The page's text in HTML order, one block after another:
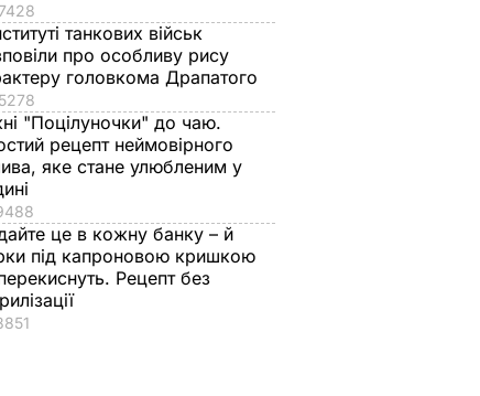
з
врятує у спеку.
Рецепт смачнючої
окрошки
6 серпня, 18.21
танкових військ
про особливу рису
головкома Драпатого
"Поцілуночки" до чаю.
рецепт неймовірного
яке стане улюбленим у
це в кожну банку – й
під капроновою кришкою
Рецепт без